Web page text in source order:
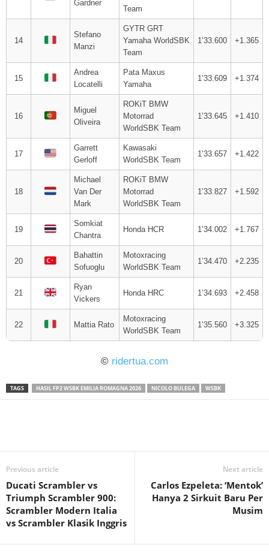
Gardner
Team
14
Stefano
Manzi
GYTR GRT
Yamaha WorldSBK
Team
1’33.600 +1.365
15
Andrea
Locatelli
Pata Maxus
Yamaha
1’33.609 +1.374
16
Miguel
Oliveira
ROKiT BMW
Motorrad
WorldSBK Team
1’33.645 +1.410
17
Garrett
Gerloff
Kawasaki
WorldSBK Team
1’33.657 +1.422
18
Michael
Van Der
Mark
ROKiT BMW
Motorrad
WorldSBK Team
1’33.827 +1.592
19
Somkiat
Chantra
Honda HCR 1’34.002 +1.767
20
Bahattin
Sofuoglu
Motoxracing
WorldSBK Team
1’34.470 +2.235
21
Ryan
Vickers
Honda HRC 1’34.693 +2.458
22 Mattia Rato
Motoxracing
WorldSBK Team
1’35.560 +3.325
© ridertua.com
TAGS HASIL FP2 WSBK EMILIA ROMAGNA 2026 NICOLO BULEGA WSBK
Previous article
Ducati Scrambler vs
Triumph Scrambler 900:
Scrambler Modern Italia
vs Scrambler Klasik Inggris
Next article
Carlos Ezpeleta: ‘Mentok’
Hanya 2 Sirkuit Baru Per
Musim